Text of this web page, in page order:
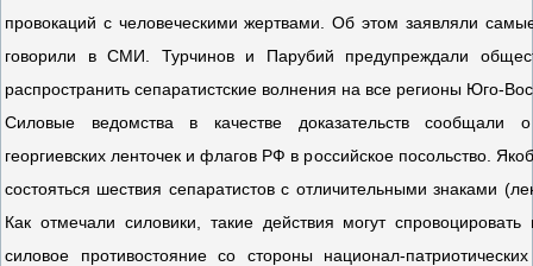
провокаций с человеческими жертвами. Об этом заявляли
говорили в СМИ. Турчинов и Парубий предупреждали
распространить сепаратистские волнения на все регионы Юго-
Силовые ведомства в качестве доказательств сообщали
георгиевских ленточек и флагов РФ в российское посольство.
состояться шествия сепаратистов с отличительными знаками
Как отмечали силовики, такие действия могут
силовое противостояние со стороны национал-